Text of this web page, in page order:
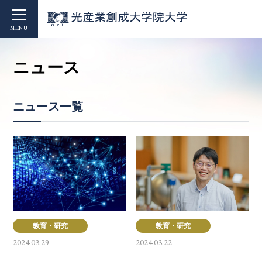
MENU
ニュース
ニュース一覧
教育・研究
2024.03.29
教育・研究
2024.03.22